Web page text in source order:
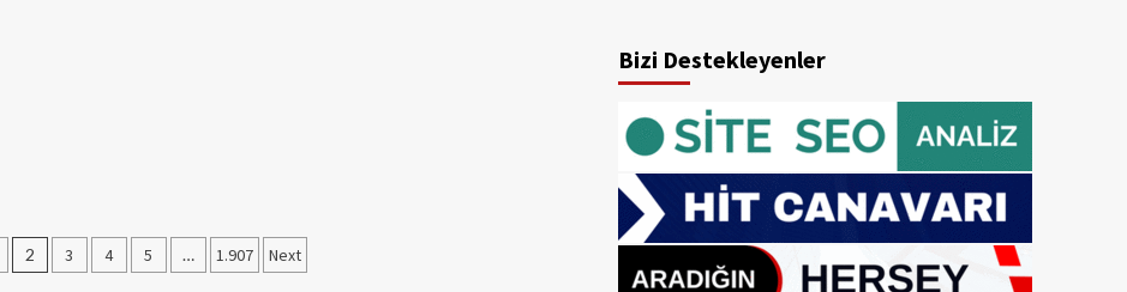
2 3 4 5 … 1.907 Next
Bizi Destekleyenler